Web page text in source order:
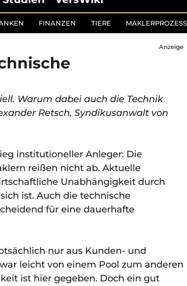
FINANZEN TIERE
Anzeige
Warum dabei auch die Technik
Retsch, Syndikusanwalt von
institutioneller Anleger: Die
reißen nicht ab. Aktuelle
Unabhängigkeit durch
ist. Auch die technische
für eine dauerhafte
nur aus Kunden- und
leicht von einem Pool zum anderen
ist hier gegeben. Doch ein gut